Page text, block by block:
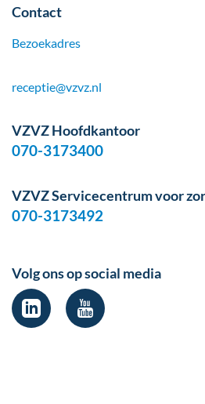
Contact
Bezoekadres
receptie@vzvz.nl
VZVZ Hoofdkantoor
070-3173400
VZVZ Servicecentrum voor
070-3173492
Volg ons op social media